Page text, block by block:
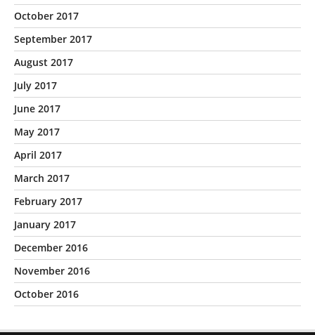
October 2017
September 2017
August 2017
July 2017
June 2017
May 2017
April 2017
March 2017
February 2017
January 2017
December 2016
November 2016
October 2016